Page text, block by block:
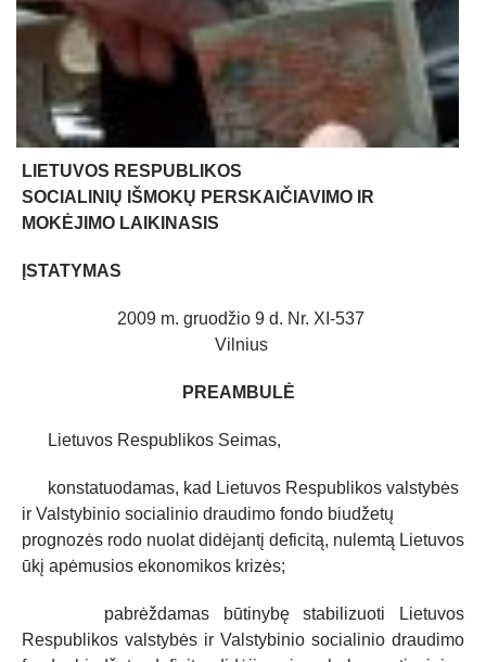
LIETUVOS RESPUBLIKOS
SOCIALINIŲ IŠMOKŲ PERSKAIČIAVIMO IR
MOKĖJIMO LAIKINASIS
ĮSTATYMAS
2009 m. gruodžio 9 d. Nr. XI-537
Vilnius
PREAMBULĖ
Lietuvos Respublikos Seimas,
konstatuodamas, kad Lietuvos Respublikos valstybės
ir Valstybinio socialinio draudimo fondo biudžetų
prognozės rodo nuolat didėjantį deficitą, nulemtą Lietuvos
ūkį apėmusios ekonomikos krizės;
pabrėždamas būtinybę stabilizuoti Lietuvos
Respublikos valstybės ir Valstybinio socialinio draudimo